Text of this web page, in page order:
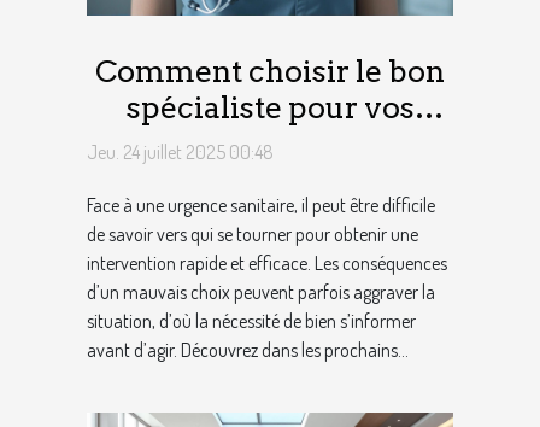
Comment choisir le bon
spécialiste pour vos
urgences sanitaires ?
Jeu. 24 juillet 2025 00:48
Face à une urgence sanitaire, il peut être difficile
de savoir vers qui se tourner pour obtenir une
intervention rapide et efficace. Les conséquences
d’un mauvais choix peuvent parfois aggraver la
situation, d’où la nécessité de bien s’informer
avant d’agir. Découvrez dans les prochains...